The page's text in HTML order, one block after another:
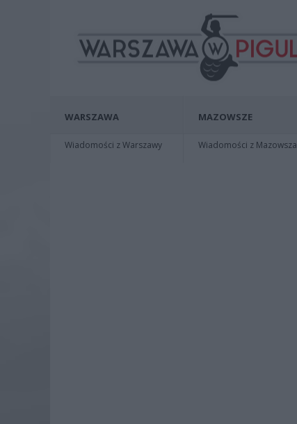
WARSZAWA
Wiadomości z Warszawy
MAZOWSZE
Wiadomości z Mazowsza